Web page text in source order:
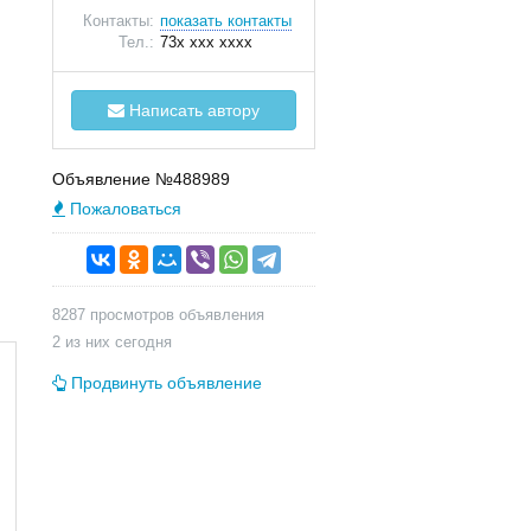
Контакты: показать контакты
Тел.: 73x xxx xxxx
Написать автору
Объявление №488989
Пожаловаться
8287 просмотров объявления
2 из них сегодня
Продвинуть объявление